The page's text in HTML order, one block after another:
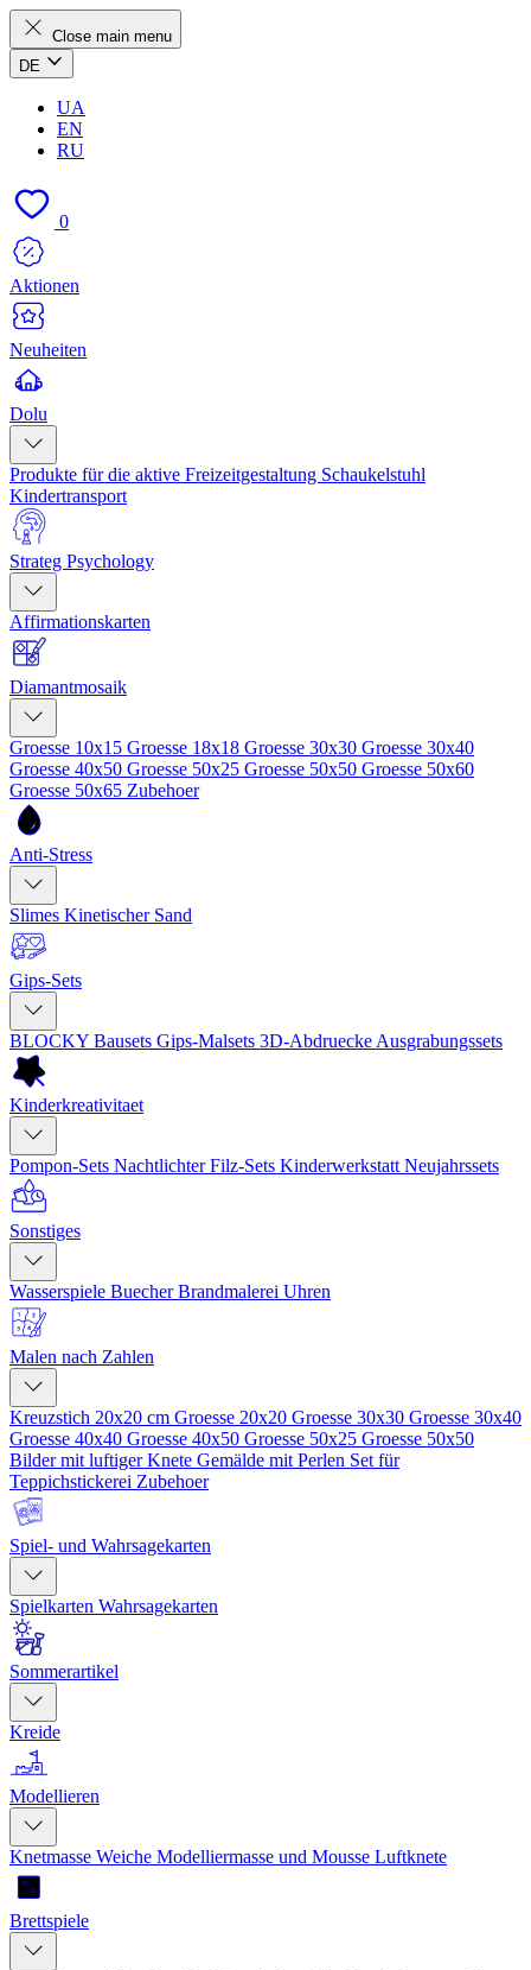
Close main menu
DE
UA
EN
RU
0
Aktionen
Neuheiten
Dolu
Produkte für die aktive Freizeitgestaltung Schaukelstuhl
Kindertransport
Strateg Psychology
Affirmationskarten
Diamantmosaik
Groesse 10x15 Groesse 18x18 Groesse 30x30 Groesse 30x40
Groesse 40x50 Groesse 50x25 Groesse 50x50 Groesse 50x60
Groesse 50x65 Zubehoer
Anti-Stress
Slimes Kinetischer Sand
Gips-Sets
BLOCKY Bausets Gips-Malsets 3D-Abdruecke Ausgrabungssets
Kinderkreativitaet
Pompon-Sets NachtlichterFilz-Sets Kinderwerkstatt Neujahrssets
Sonstiges
Wasserspiele BuecherBrandmalerei Uhren
Malen nach Zahlen
Kreuzstich 20x20 cm Groesse 20x20 Groesse 30x30 Groesse 30x40
Groesse 40x40 Groesse 40x50 Groesse 50x25 Groesse 50x50
Bilder mit luftiger Knete Gemälde mit Perlen Set für
Teppichstickerei Zubehoer
Spiel- und Wahrsagekarten
Spielkarten Wahrsagekarten
Sommerartikel
Kreide
Modellieren
Knetmasse Weiche Modelliermasse und Mousse Luftknete
Brettspiele